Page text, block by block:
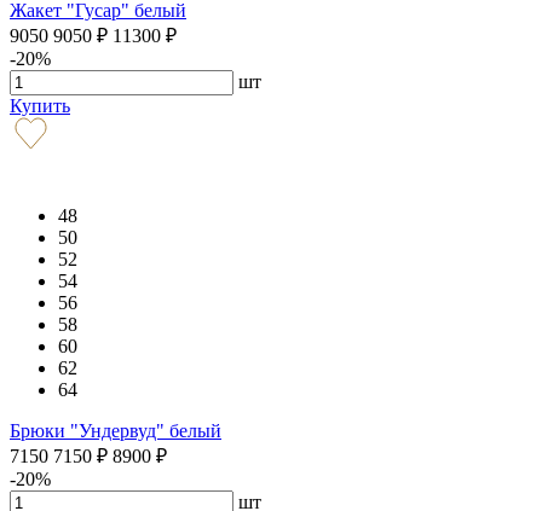
Жакет "Гусар" белый
9050 9050 ₽ 11300 ₽
-20%
шт
Купить
48
50
52
54
56
58
60
62
64
Брюки "Ундервуд" белый
7150 7150 ₽ 8900 ₽
-20%
шт